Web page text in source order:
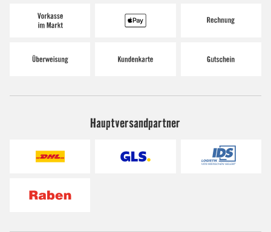
Hauptversandpartner